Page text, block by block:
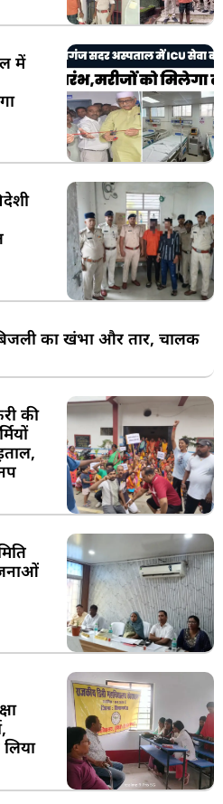
में
का खंभा और तार, चालक
की